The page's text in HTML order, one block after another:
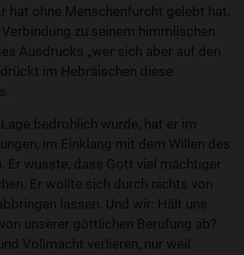
hat ohne Menschenfurcht gelebt hat.
zu seinem himmlischen
Ausdrucks „wer sich aber auf den
drückt im Hebräischen diese
bedrohlich wurde, hat er im
im Einklang mit dem Willen des
Er wusste, dass Gott viel mächtiger
Er wollte sich durch nichts von
lassen. Und wir: Hält uns
unserer göttlichen Berufung ab?
Vollmacht verlieren, nur weil